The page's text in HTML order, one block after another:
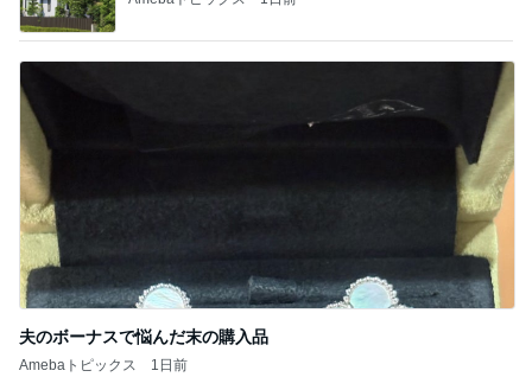
夫のボーナスで悩んだ末の購入品
Amebaトピックス
記事を読む